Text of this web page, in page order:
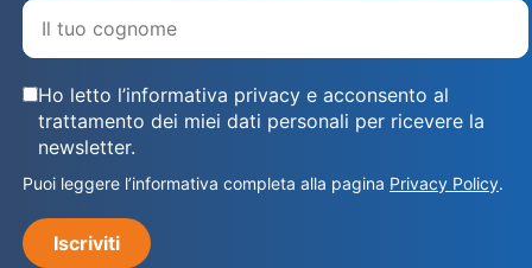
Ho letto l’informativa privacy e acconsento al
trattamento dei miei dati personali per ricevere la
newsletter.
Puoi leggere l’informativa completa alla pagina Privacy Policy.
Iscriviti